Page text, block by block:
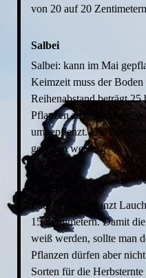
von 20 auf 20
Salbei
Salbei: kann im Mai
Keimzeit muss der
Reihenabstand beträgt
Pflanzen zu eng stehen,
umgepflanzt. Die Beete
gehalten werden.
Lauch: Man pflanzt
15 Zentimetern. Damit
weiß werden, sollte man
Pflanzen dürfen aber
Sorten für die Herbsternte